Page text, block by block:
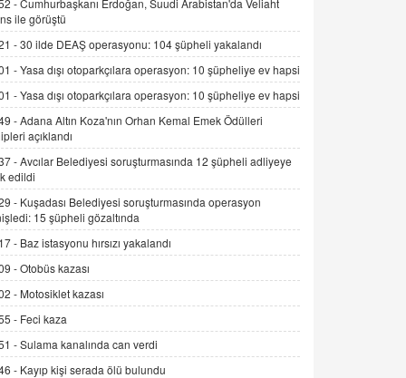
AV. DOĞAN CAN DOĞAN
Kişisel verilerin korunması ve dijital
hukukun gelişimi
15.09.2025 16:17
SEHER EREK
Kış Ayları Geldi, Hangi Önlemler
Alınmalı?
İNCİ GÜL AKÖL
Trump Keşke Adana'yı da Ziyaret Etse...
06.07.2026 13:00
ADEM AKÖL
Esed Destekçilerinin Yüzüne Vurulan
Şamar: Sednaya
11.12.2024 12:30
ile görüştü
-30 ilde DEAŞ operasyonu: 104 şüpheli yakalandı
-Yasa dışı otoparkçılara operasyon: 10 şüpheliye ev hapsi
-Yasa dışı otoparkçılara operasyon: 10 şüpheliye ev hapsi
-Adana Altın Koza'nın Orhan Kemal Emek Ödülleri
açıklandı
-Avcılar Belediyesi soruşturmasında 12 şüpheli adliyeye
edildi
- Kuşadası Belediyesi soruşturmasında operasyon
15 şüpheli gözaltında
- Baz istasyonu hırsızı yakalandı
-Otobüs kazası
- Motosiklet kazası
- Feci kaza
-Sulama kanalında can verdi
- Kayıp kişi serada ölü bulundu